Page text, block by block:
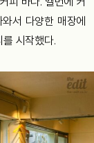
서 다양한 매장에
시작했다.